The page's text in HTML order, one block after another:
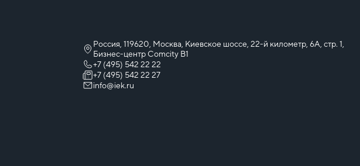
Россия, 119620, Москва, Киевское шоссе, 22-й километр, 6А, стр. 1,
Бизнес-центр Comcity B1
+7 (495) 542 22 22
+7 (495) 542 22 27
info@iek.ru